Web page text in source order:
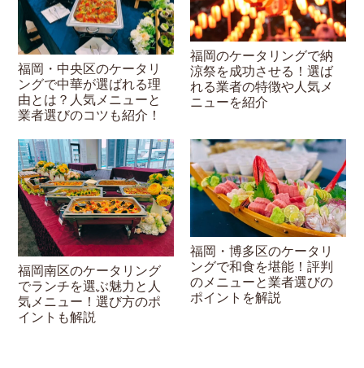
福岡・中央区のケータリ
ングで中華が選ばれる理
由とは？人気メニューと
業者選びのコツも紹介！
福岡のケータリングで納
涼祭を成功させる！選ば
れる業者の特徴や人気メ
ニューを紹介
福岡南区のケータリング
でランチを選ぶ魅力と人
気メニュー！選び方のポ
イントも解説
福岡・博多区のケータリ
ングで和食を堪能！評判
のメニューと業者選びの
ポイントを解説